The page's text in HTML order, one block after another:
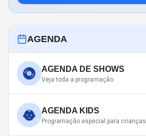
AGENDA
AGENDA DE SHOWS
Veja toda a programação
AGENDA KIDS
Programação especial para crianças